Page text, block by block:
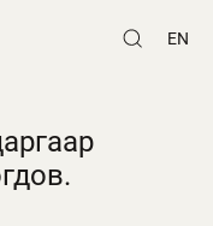
EN